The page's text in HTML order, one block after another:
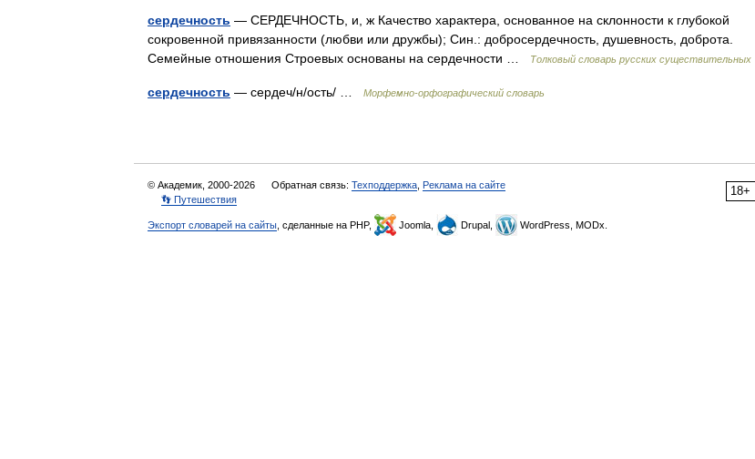
сердечность — СЕРДЕЧНОСТЬ, и, ж Качество характера, основанное на склонности к глубокой
сокровенной привязанности (любви или дружбы); Син.: добросердечность, душевность, доброта.
Семейные отношения Строевых основаны на сердечности …
Толковый словарь русских существительных
сердечность — сердеч/н/ость/ … Морфемно-орфографический словарь
18+
© Академик, 2000-2026 Обратная связь: Техподдержка Реклама на сайте
👣 Путешествия
Экспорт словарей на сайты , сделанные на PHP, Joomla, Drupal, WordPress, MODx.